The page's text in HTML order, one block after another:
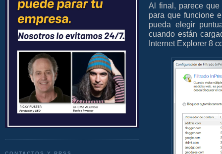
Al final, parece
para que funcione
pueda elegir
cuando están
Internet Explorer 8